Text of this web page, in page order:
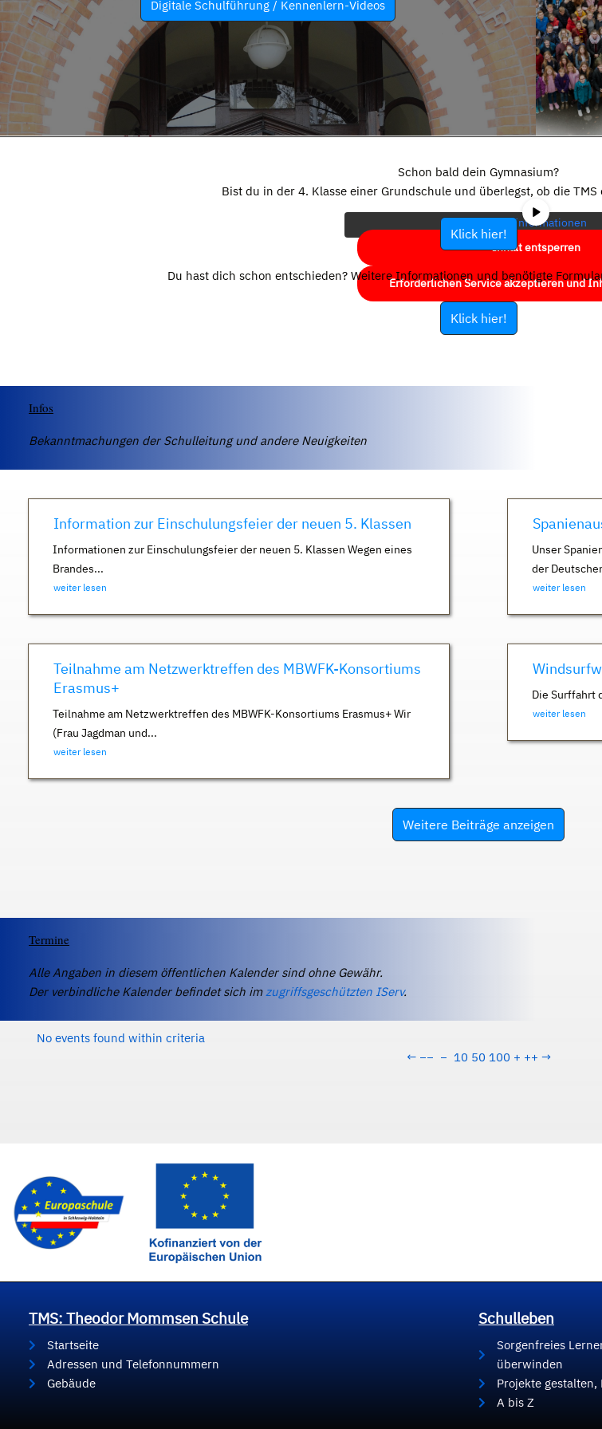
Digitale Schulführung / Kennenlern-Videos
eigentlichen Inhalt zuzugreifen, klicken Sie auf
Bitte beachten Sie, dass dabei Daten an
werden.
Mehr Informationen
Inhalt entsperren
Erforderlichen Service akzeptieren und
Schon bald dein Gymnasium?
Bist du in der 4. Klasse einer Grundschule und überlegst, ob die
Klick hier!
Du hast dich schon entschieden? Weitere Informationen und benötigte
Klick hier!
Infos
Bekanntmachungen der Schulleitung und andere Neuigkeiten
Information zur Einschulungsfeier der neuen 5. Klassen
Informationen zur Einschulungsfeier der neuen 5. Klassen Wegen eines
Brandes...
weiter lesen
Unser
der
weiter lesen
Teilnahme am Netzwerktreffen des MBWFK-Konsortiums
Erasmus+
Teilnahme am Netzwerktreffen des MBWFK-Konsortiums Erasmus+ Wir
(Frau Jagdman und...
weiter lesen
Die Surffahrt
weiter lesen
Weitere Beiträge anzeigen
Termine
Alle Angaben in diesem öffentlichen Kalender sind ohne Gewähr.
Der verbindliche Kalender befindet sich imzugriffsgeschützten IServ.
No events found within criteria
← −− − 10 50 100 + ++ →
TMS: Theodor Mommsen Schule
Startseite
Adressen und Telefonnummern
Gebäude
Schulleben
Sorgenfreies
überwinden
Projekte
A bis Z